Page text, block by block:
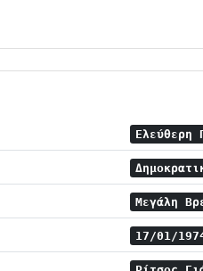
Ελεύθερη
Μεγάλη
17/01/